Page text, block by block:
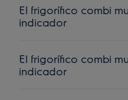
El frigorífico combi
indicador
El frigorífico combi
indicador